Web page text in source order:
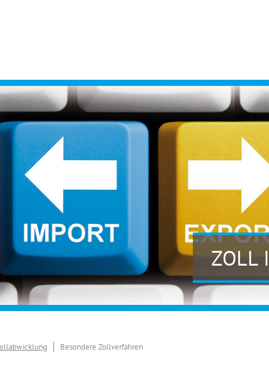
ZOLL
Besondere Zollverfahren